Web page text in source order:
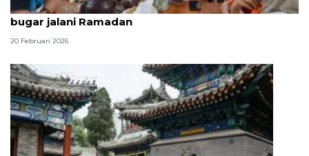
Praktisi pengobatan tradisional China beri tips
bugar jalani Ramadan
20 Februari 2026